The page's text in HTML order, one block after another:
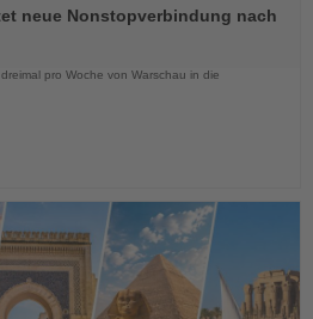
neue Nonstopverbindung nach
pro Woche von Warschau in die